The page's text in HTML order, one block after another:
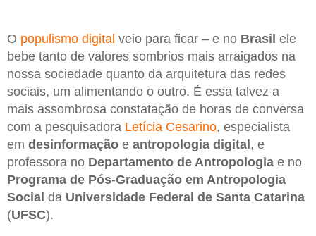
O populismo digital veio para ficar – e no Brasil ele
bebe tanto de valores sombrios mais arraigados na
nossa sociedade quanto da arquitetura das redes
sociais, um alimentando o outro. É essa talvez a
mais assombrosa constatação de horas de conversa
com a pesquisadora Letícia Cesarino, especialista
em desinformação e antropologia digital, e
professora no Departamento de Antropologia e no
Programa de Pós-Graduação em Antropologia
Social da Universidade Federal de Santa Catarina
(UFSC).